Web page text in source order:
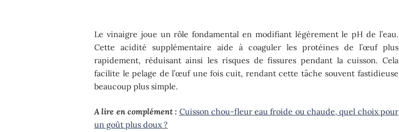
Le vinaigre joue un rôle fondamental en modifiant légèrement le pH de l’eau.
Cette acidité supplémentaire aide à coaguler les protéines de l’œuf plus
rapidement, réduisant ainsi les risques de fissures pendant la cuisson. Cela
facilite le pelage de l’œuf une fois cuit, rendant cette tâche souvent fastidieuse
beaucoup plus simple.
A lire en complément : Cuisson chou-fleur eau froide ou chaude, quel choix pour
un goût plus doux ?